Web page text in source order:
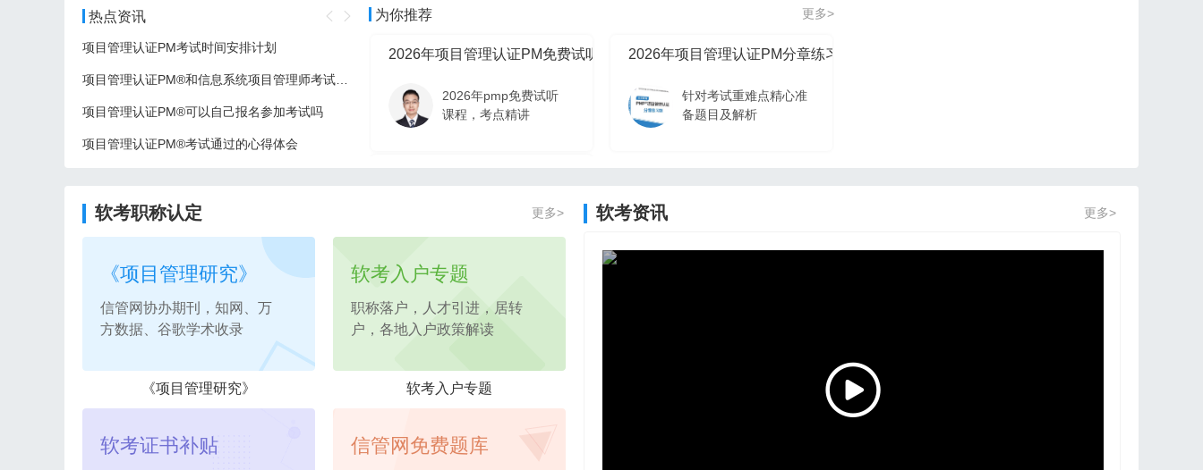
热点资讯
项目管理认证PM考试时间安排计划
项目管理认证PM®和信息系统项目管理师考试的区别
项目管理认证PM®可以自己报名参加考试吗
项目管理认证PM®考试通过的心得体会
为你推荐 更多>
2026年项目管理认证PM免费试听课程
2026年pmp免费试听
课程，考点精讲
2026年项目管理认证PM分章练习册
针对考试重难点精心准
备题目及解析
2026年pmp免费试听
课程，考点精讲
软考职称认定 更多>
《项目管理研究》
信管网协办期刊，知网、万
方数据、谷歌学术收录
《项目管理研究》
软考入户专题
职称落户，人才引进，居转
户，各地入户政策解读
软考入户专题
软考证书补贴 信管网免费题库
软考资讯 更多>